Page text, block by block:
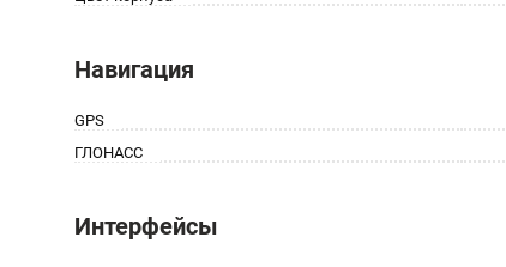
Навигация
GPS
ГЛОНАСС
Интерфейсы